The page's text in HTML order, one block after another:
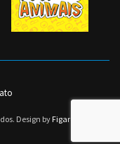
Design by Figaro Design